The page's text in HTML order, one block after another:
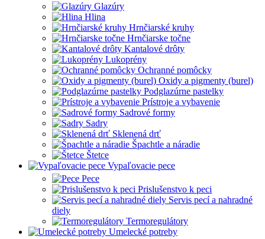
Glazúry
Hlina
Hrnčiarské kruhy
Hrnčiarske točne
Kantalové drôty
Lukoprény
Ochranné pomôcky
Oxidy a pigmenty (burel)
Podglazúrne pastelky
Prístroje a vybavenie
Sadrové formy
Sadry
Sklenená drť
Špachtle a náradie
Štetce
Vypaľovacie pece
Pece
Prislušenstvo k peci
Servis pecí a nahradné
diely
Termoregulátory
Umelecké potreby